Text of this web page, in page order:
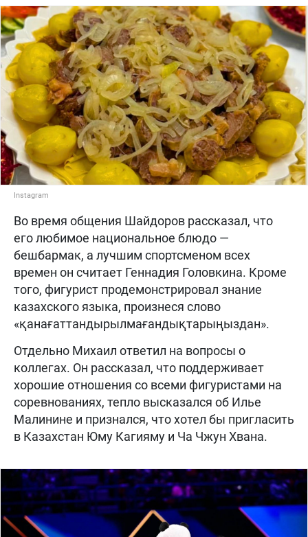
Instagram
Во время общения Шайдоров рассказал, что
его любимое национальное блюдо —
бешбармак, а лучшим спортсменом всех
времен он считает Геннадия Головкина. Кроме
того, фигурист продемонстрировал знание
казахского языка, произнеся слово
«қанағаттандырылмағандықтарыңыздан».
Отдельно Михаил ответил на вопросы о
коллегах. Он рассказал, что поддерживает
хорошие отношения со всеми фигуристами на
соревнованиях, тепло высказался об Илье
Малинине и признался, что хотел бы пригласить
в Казахстан Юму Кагияму и Ча Чжун Хвана.